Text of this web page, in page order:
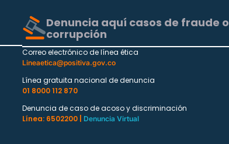
Denuncia aquí casos de fraude o
corrupción
Correo electrónico de línea ética
Lineaetica@positiva.gov.co
Línea gratuita nacional de denuncia
01 8000 112 870
Denuncia de caso de acoso y discriminación
Línea: 6502200 |
Denuncia Virtual